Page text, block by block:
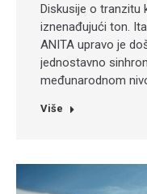
Diskusije o tranzitu
iznenađujući ton.
ANITA upravo je
jednostavno
međunarodnom
Više